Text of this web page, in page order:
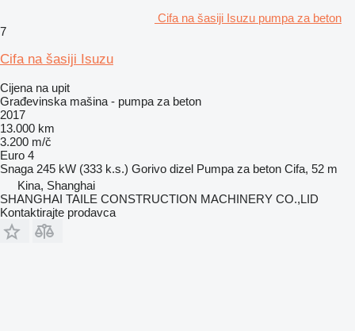
Cifa na šasiji Isuzu pumpa za beton
7
Cifa na šasiji Isuzu
Cijena na upit
Građevinska mašina - pumpa za beton
2017
13.000 km
3.200 m/č
Euro 4
Snaga 245 kW (333 k.s.) Gorivo dizel Pumpa za beton Cifa, 52 m
Kina, Shanghai
SHANGHAI TAILE CONSTRUCTION MACHINERY CO.,LID
Kontaktirajte prodavca